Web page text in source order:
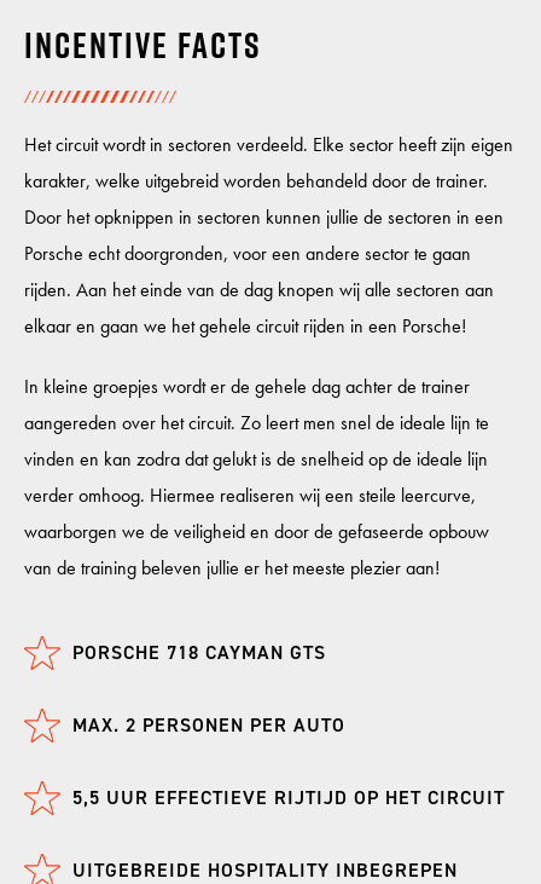
Incentive facts
Het circuit wordt in sectoren verdeeld. Elke sector heeft zijn eigen
karakter, welke uitgebreid worden behandeld door de trainer.
Door het opknippen in sectoren kunnen jullie de sectoren in een
Porsche echt doorgronden, voor een andere sector te gaan
rijden. Aan het einde van de dag knopen wij alle sectoren aan
elkaar en gaan we het gehele circuit rijden in een Porsche!
In kleine groepjes wordt er de gehele dag achter de trainer
aangereden over het circuit. Zo leert men snel de ideale lijn te
vinden en kan zodra dat gelukt is de snelheid op de ideale lijn
verder omhoog. Hiermee realiseren wij een steile leercurve,
waarborgen we de veiligheid en door de gefaseerde opbouw
van de training beleven jullie er het meeste plezier aan!
PORSCHE 718 CAYMAN GTS
MAX. 2 PERSONEN PER AUTO
5,5 UUR EFFECTIEVE RIJTIJD OP HET CIRCUIT
UITGEBREIDE HOSPITALITY INBEGREPEN